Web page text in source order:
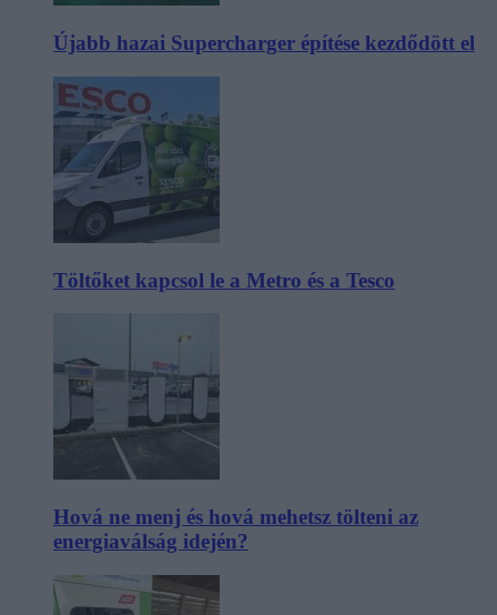
Újabb hazai Supercharger építése kezdődött el
Töltőket kapcsol le a Metro és a Tesco
Hová ne menj és hová mehetsz tölteni az
energiaválság idején?